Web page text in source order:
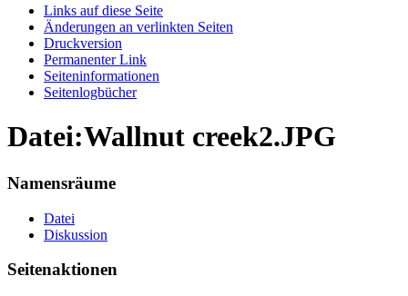
Links auf diese Seite
Änderungen an verlinkten Seiten
Druckversion
Permanenter Link
Seiten­informationen
Seitenlogbücher
Datei:Wallnut creek2.JPG
Namensräume
Datei
Diskussion
Seitenaktionen